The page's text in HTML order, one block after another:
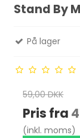
Stand By
På lager
59,00 DKK
Pris fra
(inkl. moms)